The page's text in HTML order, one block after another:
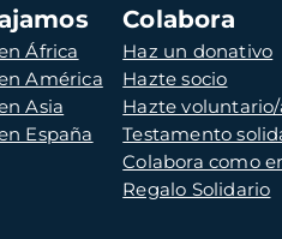
África
América
Asia
España
Colabora
Haz un donativo
Hazte socio
Hazte voluntario/
Testamento
Colabora como
Regalo Solidario